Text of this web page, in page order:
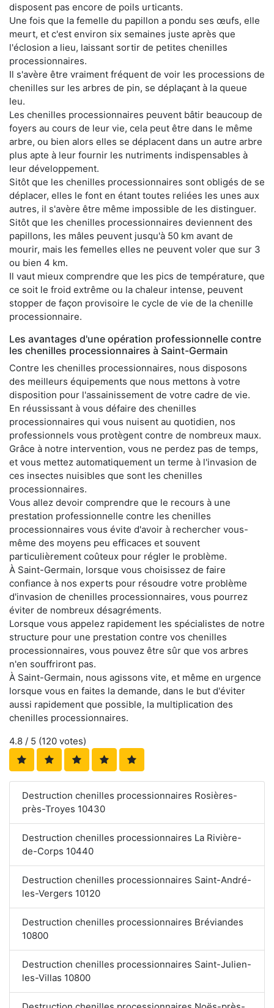
disposent pas encore de poils urticants.
Une fois que la femelle du papillon a pondu ses œufs, elle
meurt, et c'est environ six semaines juste après que
l'éclosion a lieu, laissant sortir de petites chenilles
processionnaires.
Il s'avère être vraiment fréquent de voir les processions de
chenilles sur les arbres de pin, se déplaçant à la queue
leu.
Les chenilles processionnaires peuvent bâtir beaucoup de
foyers au cours de leur vie, cela peut être dans le même
arbre, ou bien alors elles se déplacent dans un autre arbre
plus apte à leur fournir les nutriments indispensables à
leur développement.
Sitôt que les chenilles processionnaires sont obligés de se
déplacer, elles le font en étant toutes reliées les unes aux
autres, il s'avère être même impossible de les distinguer.
Sitôt que les chenilles processionnaires deviennent des
papillons, les mâles peuvent jusqu'à 50 km avant de
mourir, mais les femelles elles ne peuvent voler que sur 3
ou bien 4 km.
Il vaut mieux comprendre que les pics de température, que
ce soit le froid extrême ou la chaleur intense, peuvent
stopper de façon provisoire le cycle de vie de la chenille
processionnaire.
Les avantages d'une opération professionnelle contre
les chenilles processionnaires à Saint-Germain
Contre les chenilles processionnaires, nous disposons
des meilleurs équipements que nous mettons à votre
disposition pour l'assainissement de votre cadre de vie.
En réussissant à vous défaire des chenilles
processionnaires qui vous nuisent au quotidien, nos
professionnels vous protègent contre de nombreux maux.
Grâce à notre intervention, vous ne perdez pas de temps,
et vous mettez automatiquement un terme à l'invasion de
ces insectes nuisibles que sont les chenilles
processionnaires.
Vous allez devoir comprendre que le recours à une
prestation professionnelle contre les chenilles
processionnaires vous évite d'avoir à rechercher vous-
même des moyens peu efficaces et souvent
particulièrement coûteux pour régler le problème.
À Saint-Germain, lorsque vous choisissez de faire
confiance à nos experts pour résoudre votre problème
d'invasion de chenilles processionnaires, vous pourrez
éviter de nombreux désagréments.
Lorsque vous appelez rapidement les spécialistes de notre
structure pour une prestation contre vos chenilles
processionnaires, vous pouvez être sûr que vos arbres
n'en souffriront pas.
À Saint-Germain, nous agissons vite, et même en urgence
lorsque vous en faites la demande, dans le but d'éviter
aussi rapidement que possible, la multiplication des
chenilles processionnaires.
4.8 / 5 (120 votes)
Destruction chenilles processionnaires Rosières-
près-Troyes 10430
Destruction chenilles processionnaires La Rivière-
de-Corps 10440
Destruction chenilles processionnaires Saint-André-
les-Vergers 10120
Destruction chenilles processionnaires Bréviandes
10800
Destruction chenilles processionnaires Saint-Julien-
les-Villas 10800